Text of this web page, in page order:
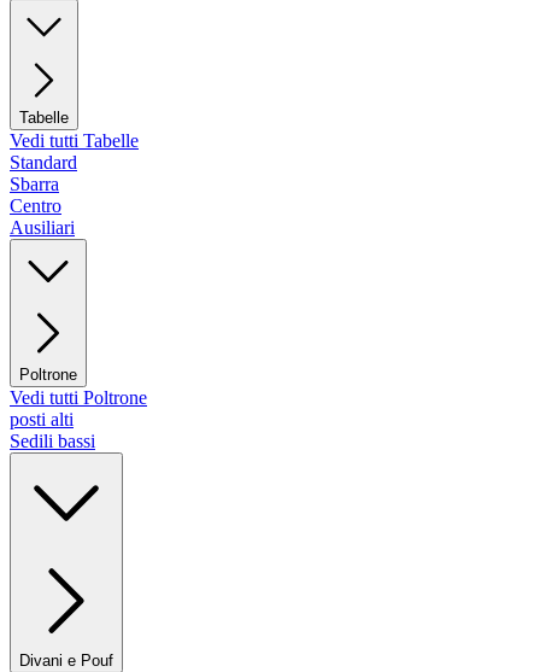
Tabelle
Vedi tutti Tabelle
Standard
Sbarra
Centro
Ausiliari
Poltrone
Vedi tutti Poltrone
posti alti
Sedili bassi
Divani e Pouf